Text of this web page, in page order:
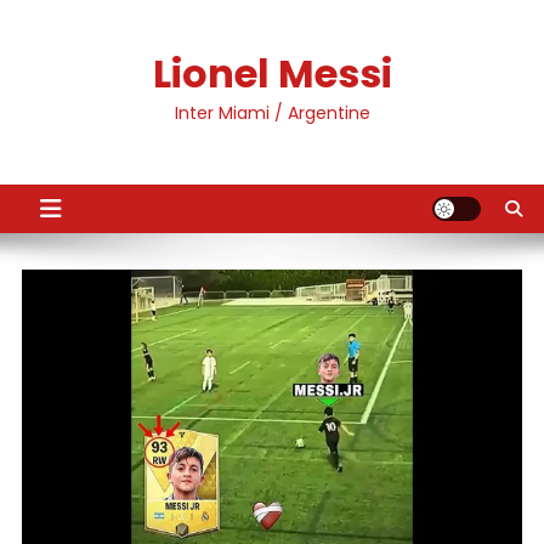
Lionel Messi
Inter Miami / Argentine